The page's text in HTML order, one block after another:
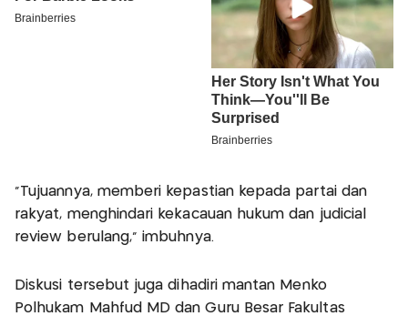
"Tujuannya, memberi kepastian kepada partai dan
rakyat, menghindari kekacauan hukum dan judicial
review berulang," imbuhnya.
Diskusi tersebut juga dihadiri mantan Menko
Polhukam Mahfud MD dan Guru Besar Fakultas